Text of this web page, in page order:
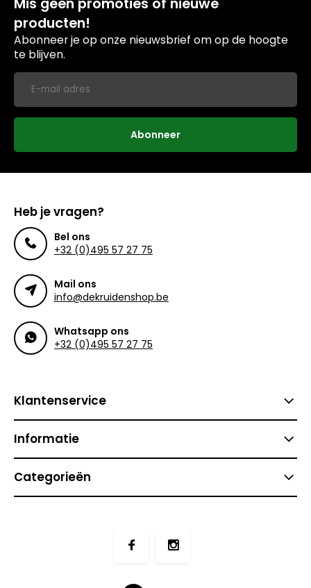
producten!
Abonneer je op onze nieuwsbrief om op de hoogte
te blijven.
Abonneer
Heb je vragen?
Bel ons
+32 (0)495 57 27 75
Mail ons
info@dekruidenshop.be
Whatsapp ons
+32 (0)495 57 27 75
Klantenservice
Informatie
Categorieën